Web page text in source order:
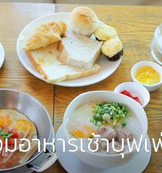
าหารเช้าบุฟ